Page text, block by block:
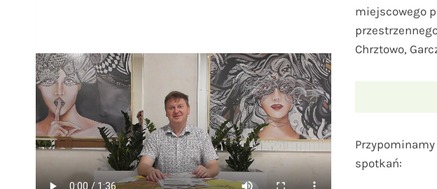
miejscowego
Chrztowo,
spotkań: